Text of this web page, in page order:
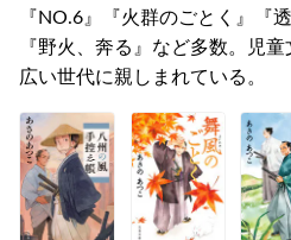
『NO.6』『火群のごとく』『
『野火、奔る』など多数。児
広い世代に親しまれている。